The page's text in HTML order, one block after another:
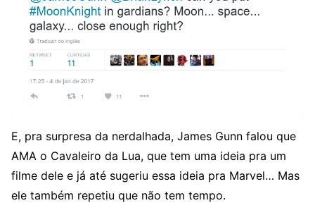
E, pra surpresa da nerdalhada, James Gunn falou que
AMA o Cavaleiro da Lua, que tem uma ideia pra um
filme dele e já até sugeriu essa ideia pra Marvel… Mas
ele também repetiu que não tem tempo.